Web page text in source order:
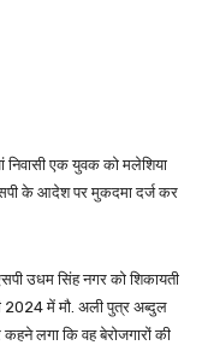
निवासी एक युवक को मलेशिया
के आदेश पर मुकदमा दर्ज कर
उधम सिंह नगर को शिकायती
2024 में मौ. अली पुत्र अब्दुल
लगा कि वह बेरोजगारों की